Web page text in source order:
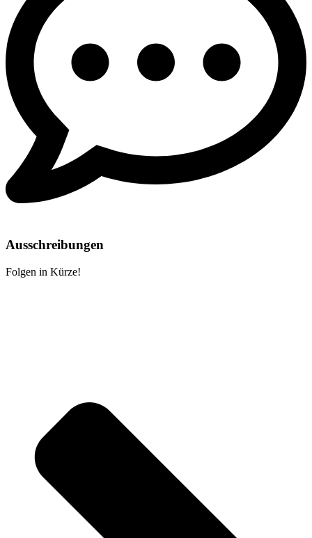
Ausschreibungen
Folgen in Kürze!